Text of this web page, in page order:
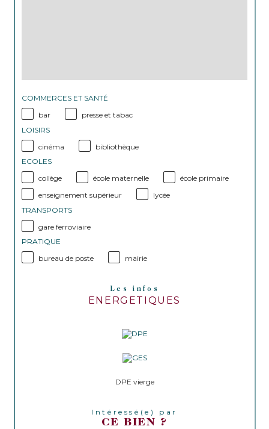
COMMERCES ET SANTÉ
bar
presse et tabac
LOISIRS
cinéma
bibliothèque
ECOLES
collège
école maternelle
école primaire
enseignement supérieur
lycée
TRANSPORTS
gare ferroviaire
PRATIQUE
bureau de poste
mairie
Les infos
ENERGETIQUES
DPE vierge
Intéressé(e) par
CE BIEN ?